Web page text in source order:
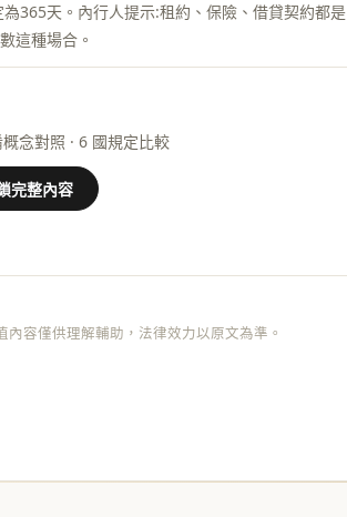
365天。內行人提示:租約、保險、借貸契約都是
這種場合。
念對照 · 6 國規定比較
完整內容
容僅供理解輔助，法律效力以原文為準。